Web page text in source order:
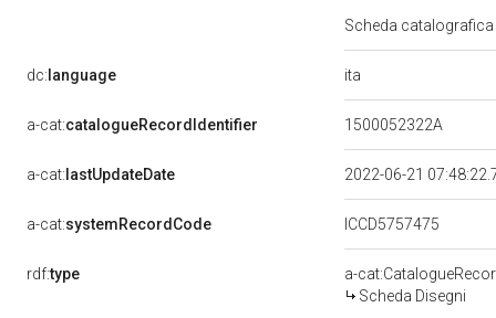
Scheda
dc: language ita
a-cat:catalogueRecordIdentifier 1500052322A
a-cat: lastUpdateDate 2022-06-21
a-cat:systemRecordCode ICCD5757475
rdf:type
a-
Scheda Disegni